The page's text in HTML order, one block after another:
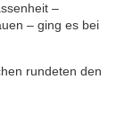
–
– ging es bei
rundeten den